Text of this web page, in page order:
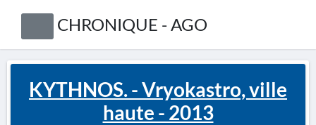
CHRONIQUE - AGO
KYTHNOS. - Vryokastro, ville
haute - 2013